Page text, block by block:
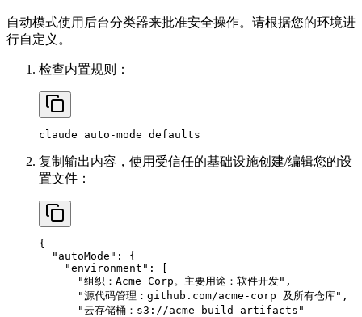
自动模式使用后台分类器来批准安全操作。请根据您的环境进
行自定义。
检查内置规则：
复制输出内容，使用受信任的基础设施创建/编辑您的设
置文件：
{
  "autoMode": {
    "environment": [
      "组织：Acme Corp。主要用途：软件开发",
      "源代码管理：github.com/acme-corp 及所有仓库",
      "云存储桶：s3://acme-build-artifacts"